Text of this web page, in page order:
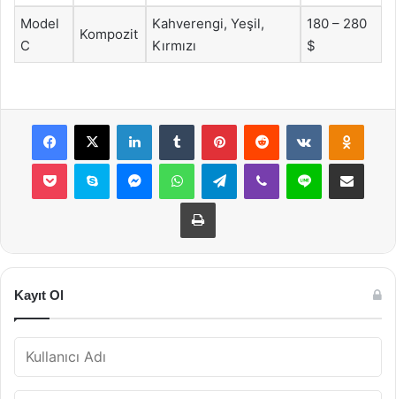
Model
C
Kompozit
Kahverengi, Yeşil,
Kırmızı
180 – 280
$
Facebook
X LinkedInTumblr PinterestReddit VKontakte
Pocket Skype MessengerWhatsAppTelegramViber Line E-Posta ile
Yazdır
Kayıt Ol